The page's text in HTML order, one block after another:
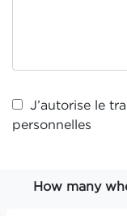
J’autorise le
personnelles
How many